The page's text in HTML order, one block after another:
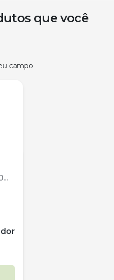
que você
campo